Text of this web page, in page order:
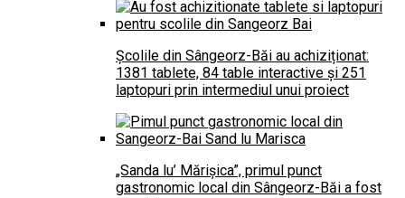
Școlile din Sângeorz-Băi au achiziționat:
1381 tablete, 84 table interactive și 251
laptopuri prin intermediul unui proiect
„Sanda lu’ Mărișica”, primul punct
gastronomic local din Sângeorz-Băi a fost